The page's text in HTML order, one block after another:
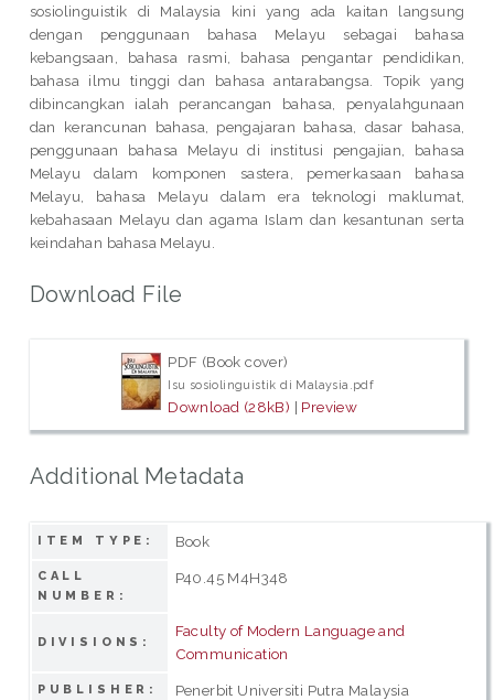
sosiolinguistik di Malaysia kini yang ada kaitan langsung
dengan penggunaan bahasa Melayu sebagai bahasa
kebangsaan, bahasa rasmi, bahasa pengantar pendidikan,
bahasa ilmu tinggi dan bahasa antarabangsa. Topik yang
dibincangkan ialah perancangan bahasa, penyalahgunaan
dan kerancunan bahasa, pengajaran bahasa, dasar bahasa,
penggunaan bahasa Melayu di institusi pengajian, bahasa
Melayu dalam komponen sastera, pemerkasaan bahasa
Melayu, bahasa Melayu dalam era teknologi maklumat,
kebahasaan Melayu dan agama Islam dan kesantunan serta
keindahan bahasa Melayu.
Download File
PDF (Book cover)
Isu sosiolinguistik di Malaysia.pdf
Download (28kB) | Preview
Additional Metadata
ITEM TYPE: Book
CALL
NUMBER:
P40.45 M4H348
DIVISIONS:
Faculty of Modern Language and
Communication
PUBLISHER: Penerbit Universiti Putra Malaysia